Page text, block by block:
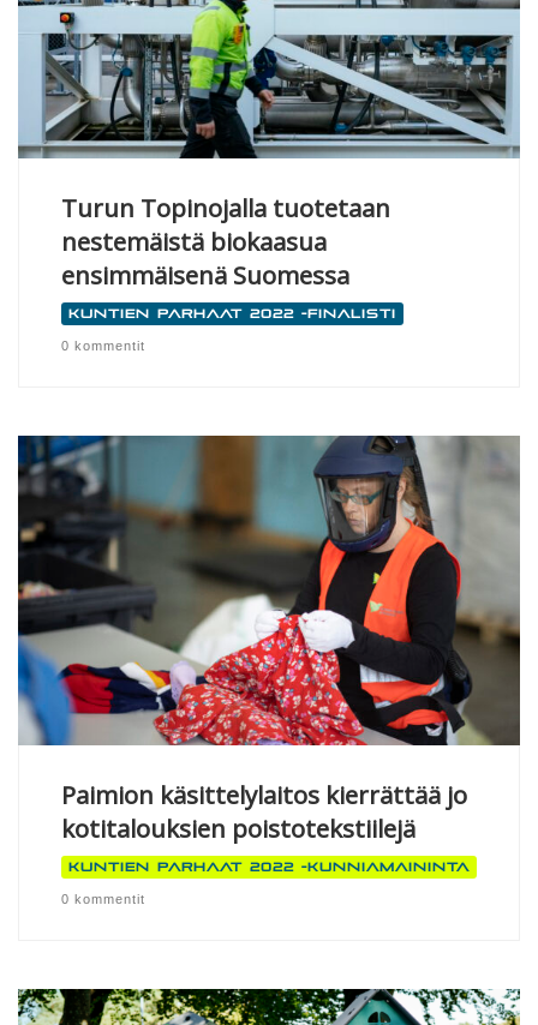
Turun Topinojalla tuotetaan
nestemäistä biokaasua
ensimmäisenä Suomessa
Kuntien parhaat 2022 -finalisti
0 kommentit
Paimion käsittelylaitos kierrättää jo
kotitalouksien poistotekstiilejä
Kuntien parhaat 2022 -kunniamaininta
0 kommentit